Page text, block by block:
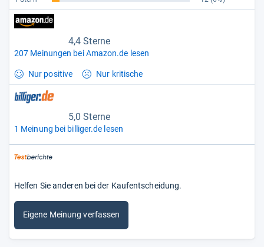
4,4 Sterne
207 Meinungen bei Amazon.de lesen
Nur positive Nur kritische
5,0 Sterne
1 Meinung bei billiger.de lesen
Helfen Sie anderen bei der Kaufentscheidung.
Eigene Meinung verfassen